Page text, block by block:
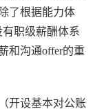
了根据能力体
职级薪酬体系
和沟通offer的重
开设基本对公账